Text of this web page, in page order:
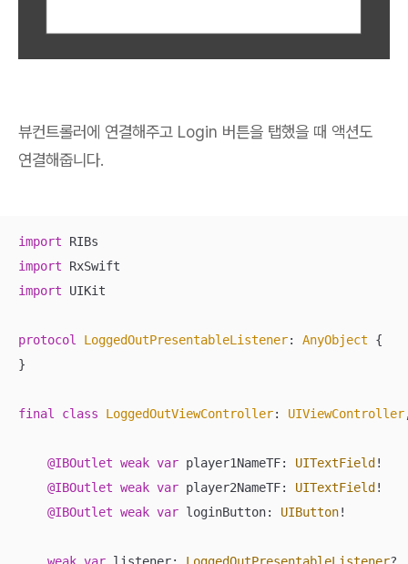
뷰컨트롤러에 연결해주고 Login 버튼을 탭했을 때 액션도
연결해줍니다.
import
import
import UIKit
protocol LoggedOutPresentableListener: AnyObject
{
}
final class LoggedOutViewController: UIViewController
@IBOutlet weak var player1NameTF: UITextField !
@IBOutlet weak var player2NameTF: UITextField !
@IBOutlet weak var loginButton: UIButton!
weak var listener: LoggedOutPresentableListener?